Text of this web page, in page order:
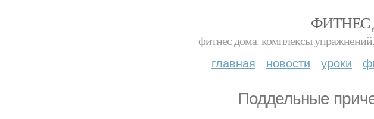
ФИТНЕС
фитнес дома. комплексы
главная новости уроки
Поддельные